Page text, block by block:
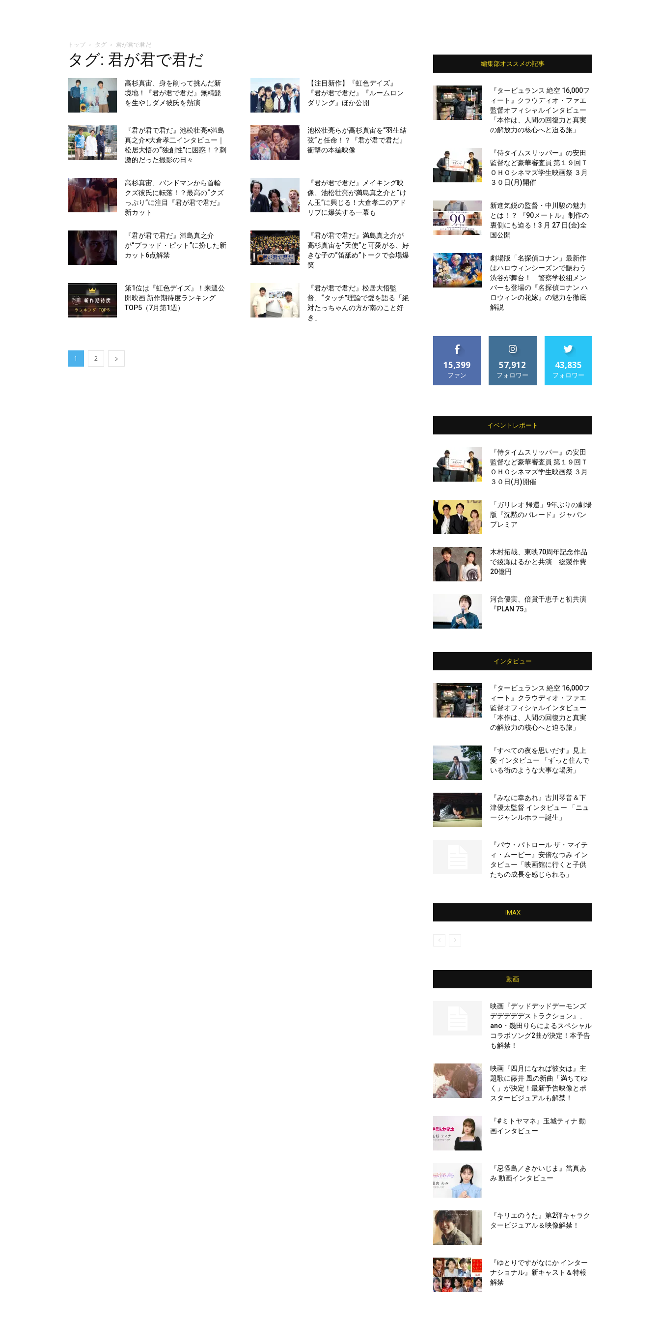
トップ タグ 君が君で君だ
タグ: 君が君で君だ
高杉真宙、身を削って挑んだ新
境地！『君が君で君だ』無精髭
を生やしダメ彼氏を熱演
【注目新作】『虹色デイズ』
『君が君で君だ』『ルームロン
ダリング』ほか公開
『君が君で君だ』池松壮亮×満島
真之介×大倉孝二インタビュー｜
松居大悟の“独創性”に困惑！？刺
激的だった撮影の日々
池松壮亮らが高杉真宙を“羽生結
弦”と任命！？『君が君で君だ』
衝撃の本編映像
高杉真宙、バンドマンから首輪
クズ彼氏に転落！？最高の“クズ
っぷり”に注目『君が君で君だ』
新カット
『君が君で君だ』メイキング映
像、池松壮亮が満島真之介と“け
ん玉”に興じる！大倉孝二のアド
リブに爆笑する一幕も
『君が君で君だ』満島真之介
が“ブラッド・ピット”に扮した新
カット6点解禁
『君が君で君だ』満島真之介が
高杉真宙を“天使”と可愛がる、好
きな子の“笛舐め”トークで会場爆
笑
第1位は『虹色デイズ』！来週公
開映画 新作期待度ランキング
TOP5（7月第1週）
『君が君で君だ』松居大悟監
督、“タッチ”理論で愛を語る「絶
対たっちゃんの方が南のこと好
き」
1 2
編集部オススメの記事
『タービュランス 絶空 16,000フ
ィート』クラウディオ・ファエ
監督オフィシャルインタビュー
「本作は、人間の回復力と真実
の解放力の核心へと迫る旅」
『侍タイムスリッパー』の安田
監督など豪華審査員 第１９回Ｔ
ＯＨＯシネマズ学生映画祭 ３月
３０日(月)開催
新進気鋭の監督・中川駿の魅力
とは！？ 『90メートル』制作の
裏側にも迫る！3 月 27 日(金)全
国公開
劇場版「名探偵コナン」最新作
はハロウィンシーズンで賑わう
渋谷が舞台！ 警察学校組メン
バーも登場の『名探偵コナン ハ
ロウィンの花嫁』の魅力を徹底
解説
15,399
ファン
57,912
フォロワー
43,835
フォロワー
イベントレポート
『侍タイムスリッパー』の安田
監督など豪華審査員 第１９回Ｔ
ＯＨＯシネマズ学生映画祭 ３月
３０日(月)開催
「ガリレオ 帰還」9年ぶりの劇場
版『沈黙のパレード』ジャパン
プレミア
木村拓哉、東映70周年記念作品
で綾瀬はるかと共演 総製作費
20億円
河合優実、倍賞千恵子と初共演
『PLAN 75』
インタビュー
『タービュランス 絶空 16,000フ
ィート』クラウディオ・ファエ
監督オフィシャルインタビュー
「本作は、人間の回復力と真実
の解放力の核心へと迫る旅」
『すべての夜を思いだす』見上
愛 インタビュー 「ずっと住んで
いる街のような大事な場所」
『みなに幸あれ』古川琴音＆下
津優太監督 インタビュー 「ニュ
ージャンルホラー誕生」
『パウ・パトロール ザ・マイテ
ィ・ムービー』安倍なつみ イン
タビュー「映画館に行くと子供
たちの成長を感じられる」
IMAX
動画
映画『デッドデッドデーモンズ
デデデデデストラクション』、
ano・幾田りらによるスペシャル
コラボソング2曲が決定！本予告
も解禁！
映画『四月になれば彼女は』主
題歌に藤井 風の新曲「満ちてゆ
く」が決定！最新予告映像とポ
スタービジュアルも解禁！
『#ミトヤマネ』玉城ティナ 動
画インタビュー
『忌怪島／きかいじま』當真あ
み 動画インタビュー
『キリエのうた』第2弾キャラク
タービジュアル＆映像解禁！
『ゆとりですがなにか インター
ナショナル』新キャスト＆特報
解禁